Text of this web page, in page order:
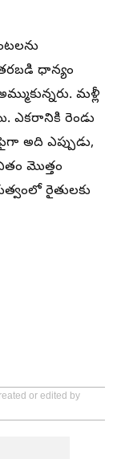
ధాన్యం
మళ్లీ
రెండు
అది ఎప్పుడు,
మొత్తం
రైతులకు
or edited by